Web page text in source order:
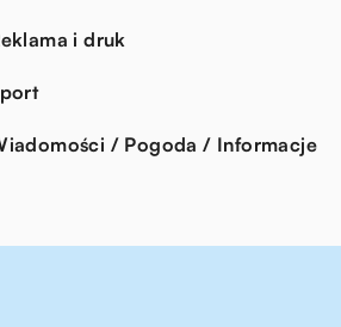
i druk
/ Pogoda / Informacje